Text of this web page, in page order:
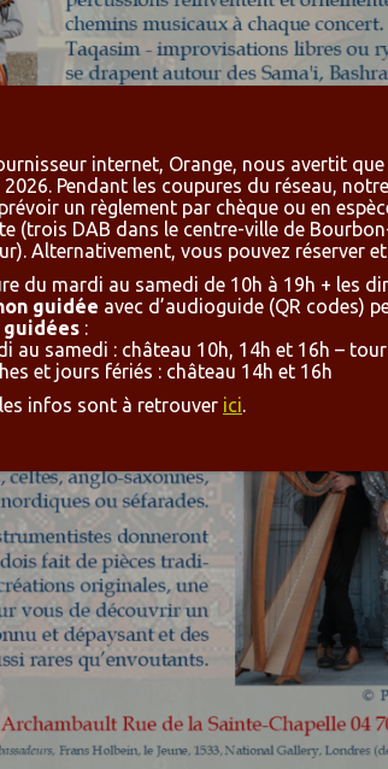
internet, Orange, nous avertit
Pendant les coupures du réseau,
un règlement par chèque ou en
(trois DAB dans le centre-ville de
Alternativement, vous pouvez réserver
du mardi au samedi de 10h à 19h + les
guidée avec d’audioguide (QR codes)
:
au samedi : château 10h, 14h et 16h –
et jours fériés : château 14h et 16h
infos sont à retrouver ici.